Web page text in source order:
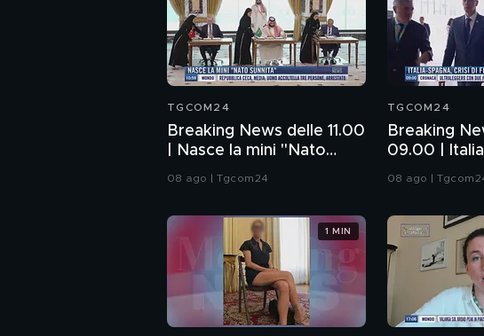
TGCOM24
Breaking News delle 11.00
| Nasce la mini "Nato
sunnita"
08 ago | Tgcom24
TGCOM24
Breaking
09.00 |
di frontiera
08 ago |
1 MIN